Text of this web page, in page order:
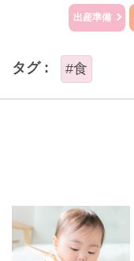
出産準備
タグ : #食